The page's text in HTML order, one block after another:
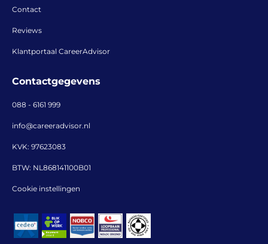
Contact
Reviews
Klantportaal CareerAdvisor
Contactgegevens
088 - 6161 999
info@careeradvisor.nl
KVK: 97623083
BTW: NL868141100B01
Cookie instellingen